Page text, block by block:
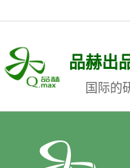
品赫出
国际的